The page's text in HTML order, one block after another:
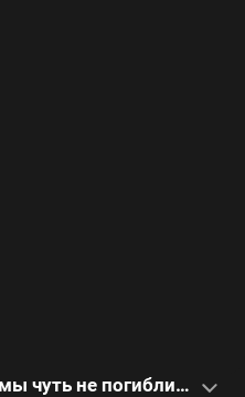
«Сестра затопила печь, и мы чуть не погибли»: видеоистория девушки, покорившей жюри телешоу «Ты супер!»